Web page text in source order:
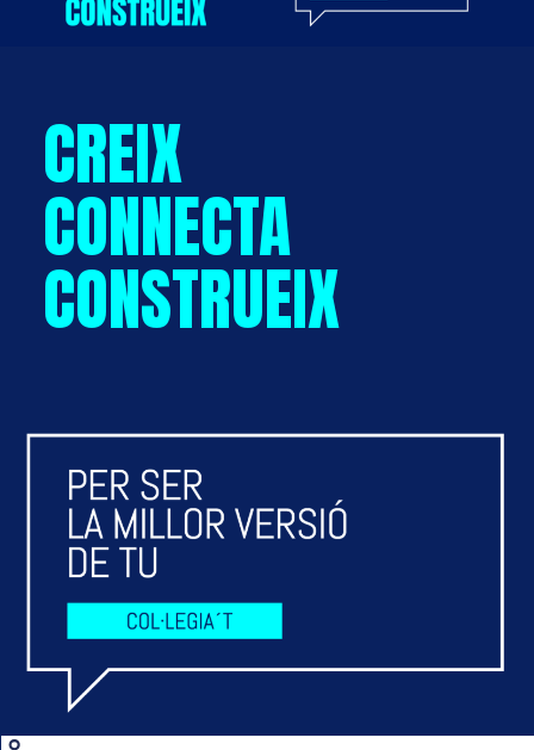
CREIX
CONNECTA
CONSTRUEIX